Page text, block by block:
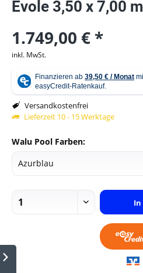
Evole 3,50 x 7,00 m
1.749,00 € *
inkl. MwSt.
Versandkostenfrei
Lieferzeit 10 - 15 Werktage
Walu Pool Farben:
In